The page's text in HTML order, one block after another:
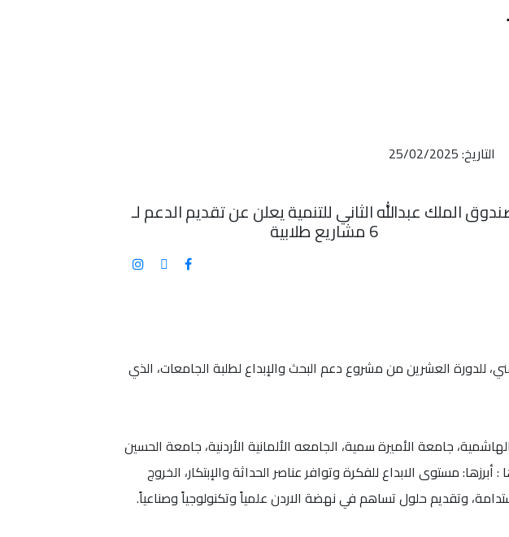
التاريخ: 25/02/2025
الملك عبدالله الثاني للتنمية يعلن عن تقديم الدعم لـ
6 مشاريع طلابية
طلابية على الدعم المالي والفني، للدورة العشرين من مشروع دعم البحث والإبداع لطلبة الجامعات، الذي
الجامعة الهاشمية، جامعة الأميرة سمية، الجامعه الألمانية الأردنية، جامعة الحسين
مستوى الابداع للفكرة وتوافر عناصر الحداثة والإبتكار، الخروج
وتقديم حلول تساهم في نهضة الاردن علمياً وتكنولوجياً وصناعياً.